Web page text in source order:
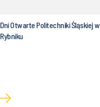
Dni Otwarte Politechniki Śląskiej w
Rybniku